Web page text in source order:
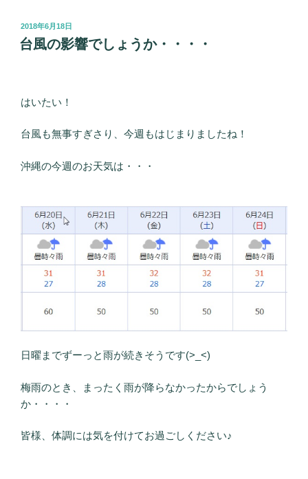
投
稿
日:
2018年6月18日
台風の影響でしょうか・・・・
はいたい！
台風も無事すぎさり、今週もはじまりましたね！
沖縄の今週のお天気は・・・
日曜までずーっと雨が続きそうです(>_<)
梅雨のとき、まったく雨が降らなかったからでしょう
か・・・・
皆様、体調には気を付けてお過ごしください♪